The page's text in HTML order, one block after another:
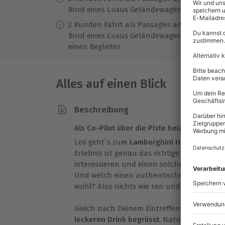
Bord eines Luxus Geländewagens
2 Runden Fahrt als Passagier an
Bord eines Luxus Geländewagens für
einen Begleiter
Alles auf einen Blick
Beschreibung
Als Co-Pilot über die Piste heizen
Los geht´s zum Lamborghini Huracan Avio
Erlebnis ist genau das richtige für alle, die
interessieren und einen solchen auch
Und welch einen authentischeren
wohl? Also nichts wie ran und keine Zeit
Gleich nach Deinem Eintreffen in Mugello
leckeren Drink begrüsst. Natürlich ist